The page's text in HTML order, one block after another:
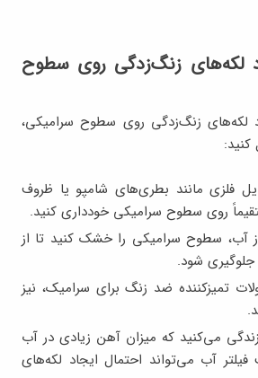
لکه‌های زنگ‌زدگی روی سطوح
لکه‌های زنگ‌زدگی روی سطوح سرامیکی،
کنید:
فلزی مانند بطری‌های شامپو یا ظروف
روی سطوح سرامیکی خودداری کنید.
آب، سطوح سرامیکی را خشک کنید تا از
شود.
تمیزکننده ضد زنگ برای سرامیک، نیز
می‌کنید که میزان آهن زیادی در آب
آب می‌تواند احتمال ایجاد لکه‌های